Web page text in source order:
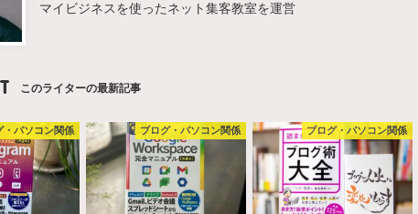
マイビジネスを使ったネット集客教室を運営
このライターの最新記事
・パソコン関係 ブログ・パソコン関係 ブログ・パソコン関係